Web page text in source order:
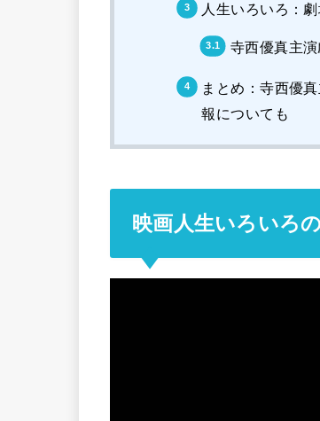
人生いろいろ：
寺西優真主
まとめ：寺西優
報についても
映画人生いろいろ